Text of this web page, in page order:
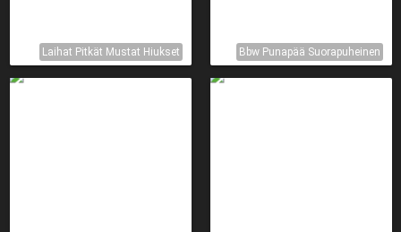
Laihat Pitkät Mustat Hiukset Bbw Punapää Suorapuheinen